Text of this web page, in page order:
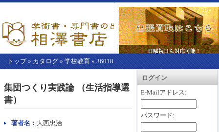
トップ» カタログ » 学校教育 » 36018
カートを見る
ログイン
E-Mailアドレス:
パスワード:
こ
か
ら
本
文】
集団つくり実践論 （生活指導選
書）
著者名： 大西忠治